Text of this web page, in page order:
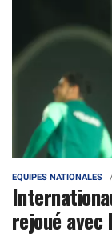
EQUIPES NATIONALES
rejoué avec